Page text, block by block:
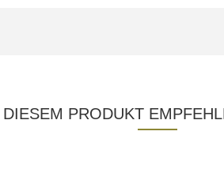
PRODUKT